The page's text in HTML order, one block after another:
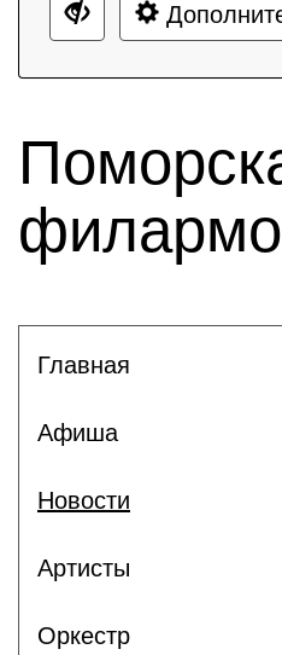
Главная
Афиша
Новости
Артисты
Оркестр